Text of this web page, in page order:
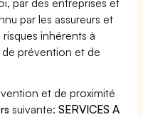
par les assureurs et
inhérents à
prévention et de
et de proximité
suivante:SERVICES A